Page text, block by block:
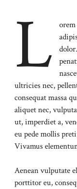
L
ultricies nec,
consequat massa
aliquet nec,
ut, imperdiet a,
eu pede mollis
Vivamus
Aenean vulputate
porttitor eu,